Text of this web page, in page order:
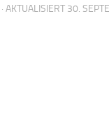
· AKTUALISIERT 30.